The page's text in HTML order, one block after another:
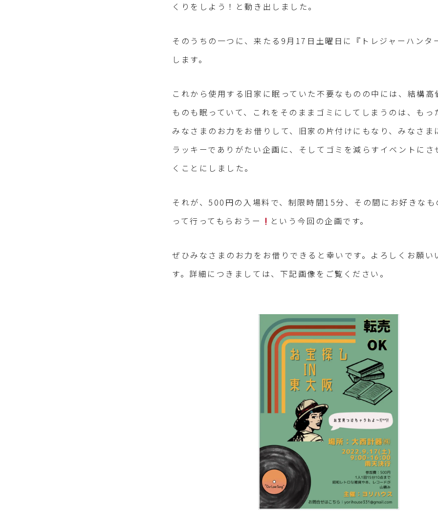
くりをしよう！と動き出しました。
そのうちの一つに、来たる9月17日土曜日に『トレジャーハンタ
します。
これから使用する旧家に眠っていた不要なものの中には、結構高
ものも眠っていて、これをそのままゴミにしてしまうのは、もっ
みなさまのお力をお借りして、旧家の片付けにもなり、みなさま
ラッキーでありがたい企画に、そしてゴミを減らすイベントにさ
くことにしました。
それが、500円の入場料で、制限時間15分、その間にお好きな
って行ってもらおうー
という今回の企画です。
ぜひみなさまのお力をお借りできると幸いです。よろしくお願い
す。詳細につきましては、下記画像をご覧ください。